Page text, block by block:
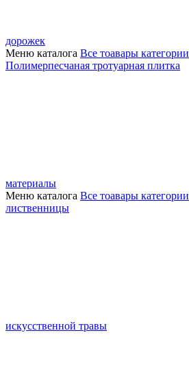
дорожек
Меню каталога Все тоавары категории
Полимерпесчаная тротуарная плитка
материалы
Меню каталога Все тоавары категории
лиственницы
искусственной травы